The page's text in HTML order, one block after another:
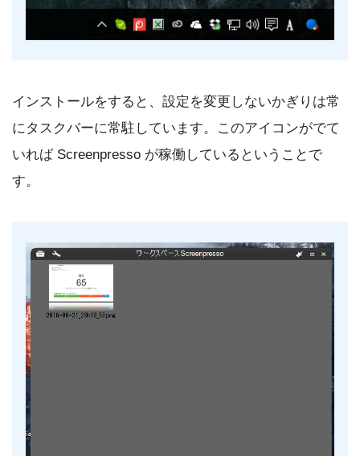
インストールをすると、設定を変更しないかぎりは常
にタスクバーに常駐しています。このアイコンがでて
いれば Screenpresso が稼働しているということで
す。